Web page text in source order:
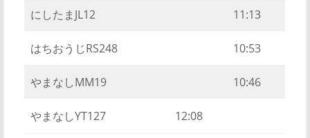
にしたまJL12 11:13
はちおうじRS248 10:53
やまなしMM19 10:46
やまなしYT127 12:08